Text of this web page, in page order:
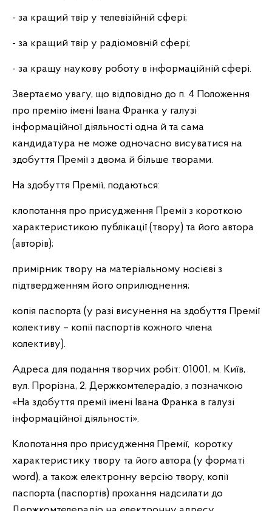
- за кращий твір у телевізійній сфері;
- за кращий твір у радіомовній сфері;
- за кращу наукову роботу в інформаційній сфері.
Звертаємо увагу, що відповідно до п. 4 Положення
про премію імені Івана Франка у галузі
інформаційної діяльності одна й та сама
кандидатура не може одночасно висуватися на
здобуття Премії з двома й більше творами.
На здобуття Премії, подаються:
клопотання про присудження Премії з короткою
характеристикою публікації (твору) та його автора
(авторів);
примірник твору на матеріальному носієві з
підтвердженням його оприлюднення;
копія паспорта (у разі висунення на здобуття Премії
колективу – копії паспортів кожного члена
колективу).
Адреса для подання творчих робіт: 01001, м. Київ,
вул. Прорізна, 2, Держкомтелерадіо, з позначкою
«На здобуття премії імені Івана Франка в галузі
інформаційної діяльності».
Клопотання про присудження Премії, коротку
характеристику твору та його автора (у форматі
word), а також електронну версію твору, копії
паспорта (паспортів) прохання надсилати до